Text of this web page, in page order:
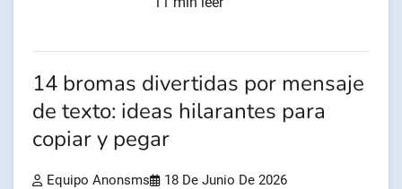
14 bromas divertidas por mensaje
de texto: ideas hilarantes para
copiar y pegar
Equipo Anonsms 18 De Junio De 2026